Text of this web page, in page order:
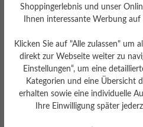
Passform
Comfort - Weite Passform
(H) - Für normale bis kräftige
Füße
Shoppingerlebnis und unser
Ihnen interessante Werbung
Klicken Sie auf "Alle zulassen" um
direkt zur Webseite weiter zu
Einstellungen“, um eine
Kategorien und eine Übersicht
erhalten sowie eine individuelle
Ihre Einwilligung später